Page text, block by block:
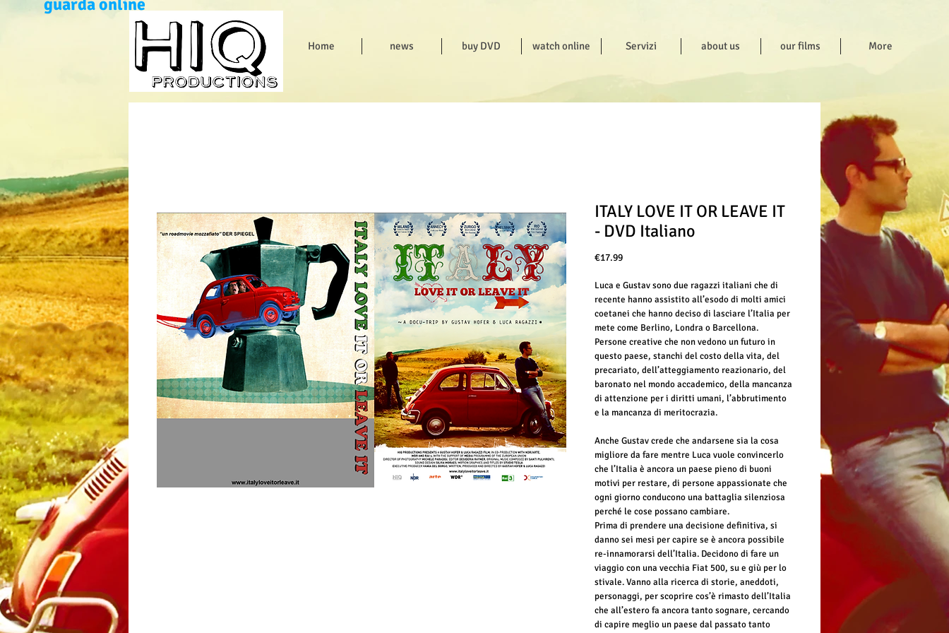
Home news buy DVD watch online Servizi about us our films More
guarda online
ITALY LOVE IT OR LEAVE IT
- DVD Italiano
€17.99Price
Luca e Gustav sono due ragazzi italiani che di
recente hanno assistito all’esodo di molti amici
coetanei che hanno deciso di lasciare l’Italia per
mete come Berlino, Londra o Barcellona.
Persone creative che non vedono un futuro in
questo paese, stanchi del costo della vita, del
precariato, dell’atteggiamento reazionario, del
baronato nel mondo accademico, della mancanza
di attenzione per i diritti umani, l’abbrutimento
e la mancanza di meritocrazia.
Anche Gustav crede che andarsene sia la cosa
migliore da fare mentre Luca vuole convincerlo
che l’Italia è ancora un paese pieno di buoni
motivi per restare, di persone appassionate che
ogni giorno conducono una battaglia silenziosa
perché le cose possano cambiare.
Prima di prendere una decisione definitiva, si
danno sei mesi per capire se è ancora possibile
re-innamorarsi dell’Italia. Decidono di fare un
viaggio con una vecchia Fiat 500, su e giù per lo
stivale. Vanno alla ricerca di storie, aneddoti,
personaggi, per scoprire cos’è rimasto dell’Italia
che all’estero fa ancora tanto sognare, cercando
di capire meglio un paese dal passato tanto